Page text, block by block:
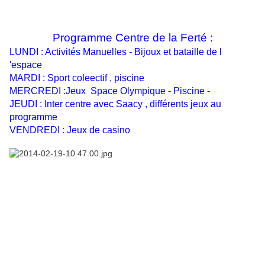
Programme Centre de la Ferté :
LUNDI : Activités Manuelles - Bijoux et bataille de l
'espace
MARDI : Sport coleectif , piscine
MERCREDI :Jeux Space Olympique - Piscine -
JEUDI : Inter centre avec Saacy , différents jeux au
programme
VENDREDI : Jeux de casino